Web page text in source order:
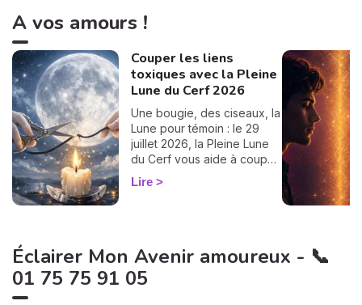
A vos amours !
Couper les liens
toxiques avec la Pleine
Lune du Cerf 2026
Une bougie, des ciseaux, la
Lune pour témoin : le 29
juillet 2026, la Pleine Lune
du Cerf vous aide à couper
un lien toxique. Le rituel pas
à pas.
Lire
Éclairer Mon Avenir amoureux - 📞
01 75 75 91 05